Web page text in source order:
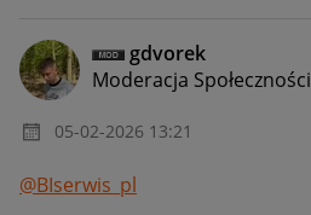
gdvorek
Moderacja Społeczności
‎05-02-2026 13:21
@BIserwis_pl